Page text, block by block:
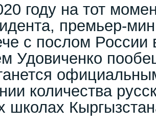
году на тот
премьер-
с послом России
Удовиченко
количества
школах